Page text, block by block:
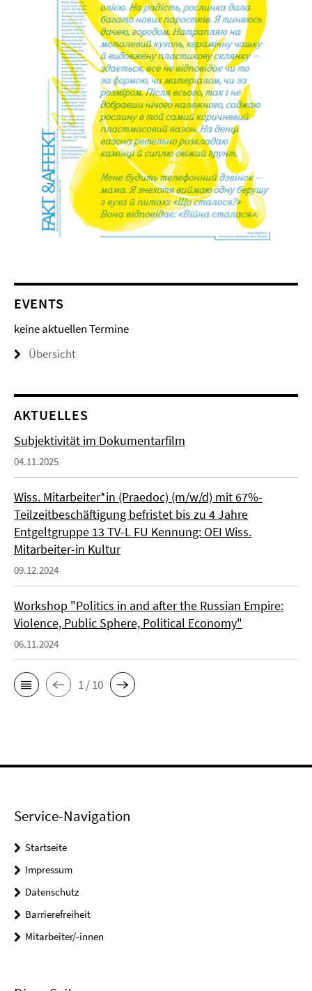
EVENTS
keine aktuellen Termine
Übersicht
AKTUELLES
Subjektivität im Dokumentarfilm
04.11.2025
Wiss. Mitarbeiter*in (Praedoc) (m/w/d) mit 67%-
Teilzeitbeschäftigung befristet bis zu 4 Jahre
Entgeltgruppe 13 TV-L FU Kennung: OEI Wiss.
Mitarbeiter-in Kultur
09.12.2024
Workshop "Politics in and after the Russian Empire:
Violence, Public Sphere, Political Economy"
06.11.2024
1 / 10
Service-Navigation
Startseite
Impressum
Datenschutz
Barrierefreiheit
Mitarbeiter/-innen